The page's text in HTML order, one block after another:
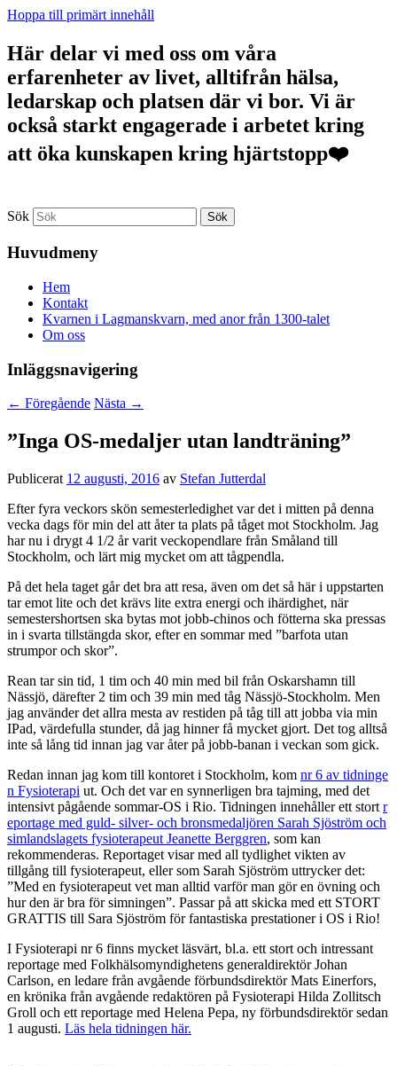
Hoppa till primärt innehåll
Här delar vi med oss om våra
erfarenheter av livet, alltifrån hälsa,
ledarskap och platsen där vi bor. Vi är
också starkt engagerade i arbetet kring
att öka kunskapen kring hjärtstopp❤️
Sök
Huvudmeny
Hem
Kontakt
Kvarnen i Lagmanskvarn, med anor från 1300-talet
Om oss
Inläggsnavigering
← Föregående Nästa →
”Inga OS-medaljer utan landträning”
Publicerat 12 augusti, 2016 av Stefan Jutterdal
Efter fyra veckors skön semesterledighet var det i mitten på denna
vecka dags för min del att åter ta plats på tåget mot Stockholm. Jag
har nu i drygt 4 1/2 år varit veckopendlare från Småland till
Stockholm, och lärt mig mycket om att tågpendla.
På det hela taget går det bra att resa, även om det så här i uppstarten
tar emot lite och det krävs lite extra energi och ihärdighet, när
semestershortsen ska bytas mot jobb-chinos och fötterna ska pressas
in i svarta tillstängda skor, efter en sommar med ”barfota utan
strumpor och skor”.
Rean tar sin tid, 1 tim och 40 min med bil från Oskarshamn till
Nässjö, därefter 2 tim och 39 min med tåg Nässjö-Stockholm. Men
jag använder det allra mesta av restiden på tåg till att jobba via min
IPad, värdefulla stunder, då jag hinner få mycket gjort. Det tog alltså
inte så lång tid innan jag var åter på jobb-banan i veckan som gick.
Redan innan jag kom till kontoret i Stockholm, kom nr 6 av tidninge
n Fysioterapi ut. Och det var en synnerligen bra tajming, med det
intensivt pågående sommar-OS i Rio. Tidningen innehåller ett stort r
eportage med guld- silver- och bronsmedaljören Sarah Sjöström och
simlandslagets fysioterapeut Jeanette Berggren, som kan
rekommenderas. Reportaget visar med all tydlighet vikten av
tillgång till fysioterapeut, eller som Sarah Sjöström uttrycker det:
”Med en fysioterapeut vet man alltid varför man gör en övning och
hur den är bra för simningen”. Passar på att skicka med ett STORT
GRATTIS till Sara Sjöström för fantastiska prestationer i OS i Rio!
I Fysioterapi nr 6 finns mycket läsvärt, bl.a. ett stort och intressant
reportage med Folkhälsomyndighetens generaldirektör Johan
Carlson, en ledare från avgående förbundsdirektör Mats Einerfors,
en krönika från avgående redaktören på Fysioterapi Hilda Zollitsch
Groll och ett reportage med Helena Pepa, ny förbundsdirektör sedan
1 augusti. Läs hela tidningen här.